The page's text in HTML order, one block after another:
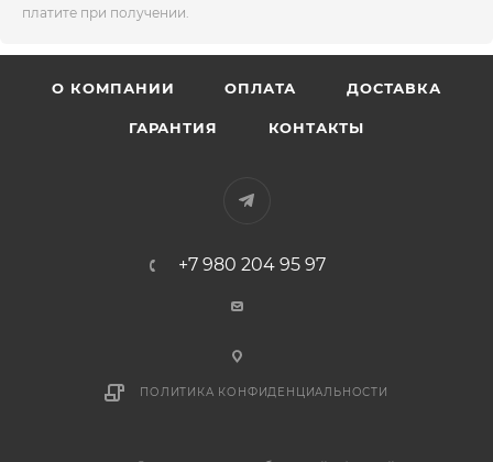
платите при получении.
О КОМПАНИИ ОПЛАТА ДОСТАВКА
ГАРАНТИЯ КОНТАКТЫ
+7 980 204 95 97
ПОЛИТИКА КОНФИДЕНЦИАЛЬНОСТИ